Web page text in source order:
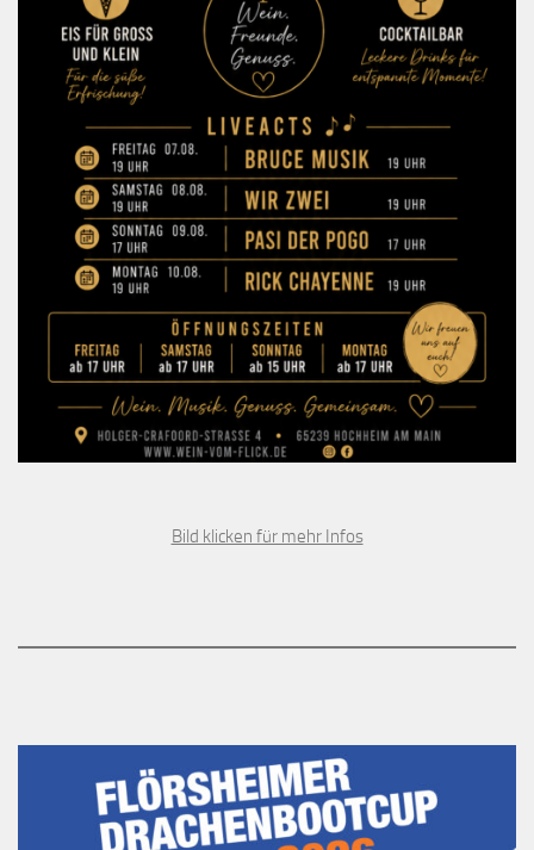
Bild klicken für mehr Infos